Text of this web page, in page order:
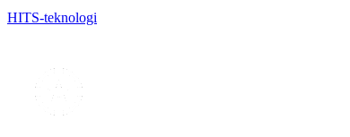
HITS-teknologi